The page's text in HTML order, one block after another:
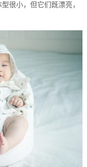
很小，但它们既漂亮，